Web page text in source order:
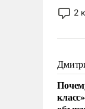
и ее
2